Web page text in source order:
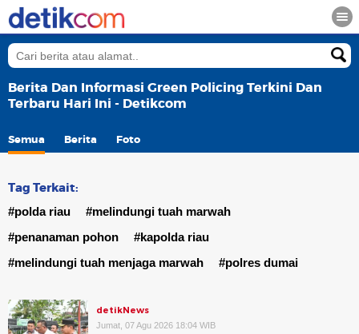
Berita Dan Informasi Green Policing Terkini Dan
Terbaru Hari Ini - Detikcom
Semua Berita Foto
Tag Terkait:
#polda riau
#melindungi tuah marwah
#penanaman pohon
#kapolda riau
#melindungi tuah menjaga marwah
#polres dumai
detikNews
Jumat, 07 Agu 2026 18:04 WIB